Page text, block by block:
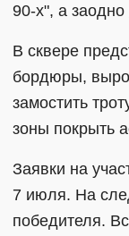
90-х", а заодно
В сквере
бордюры,
замостить
зоны покрыть
Заявки на
7 июля. На
победителя.